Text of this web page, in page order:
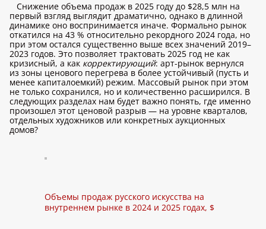
Снижение объема продаж в 2025 году до $28,5 млн на
первый взгляд выглядит драматично, однако в длинной
динамике оно воспринимается иначе. Формально рынок
откатился на 43 % относительно рекордного 2024 года, но
при этом остался существенно выше всех значений 2019–
2023 годов. Это позволяет трактовать 2025 год не как
кризисный, а как корректирующий: арт-рынок вернулся
из зоны ценового перегрева в более устойчивый (пусть и
менее капиталоемкий) режим. Массовый рынок при этом
не только сохранился, но и количественно расширился. В
следующих разделах нам будет важно понять, где именно
произошел этот ценовой разрыв — на уровне кварталов,
отдельных художников или конкретных аукционных
домов?
Объемы продаж русского искусства на
внутреннем рынке в 2024 и 2025 годах, $